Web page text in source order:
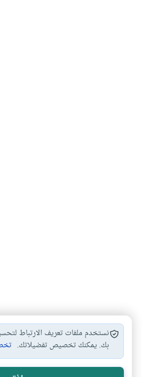
نستخدم ملفات تعريف الارتباط
بك. يمكنك تخصيص تفضيلاتك.